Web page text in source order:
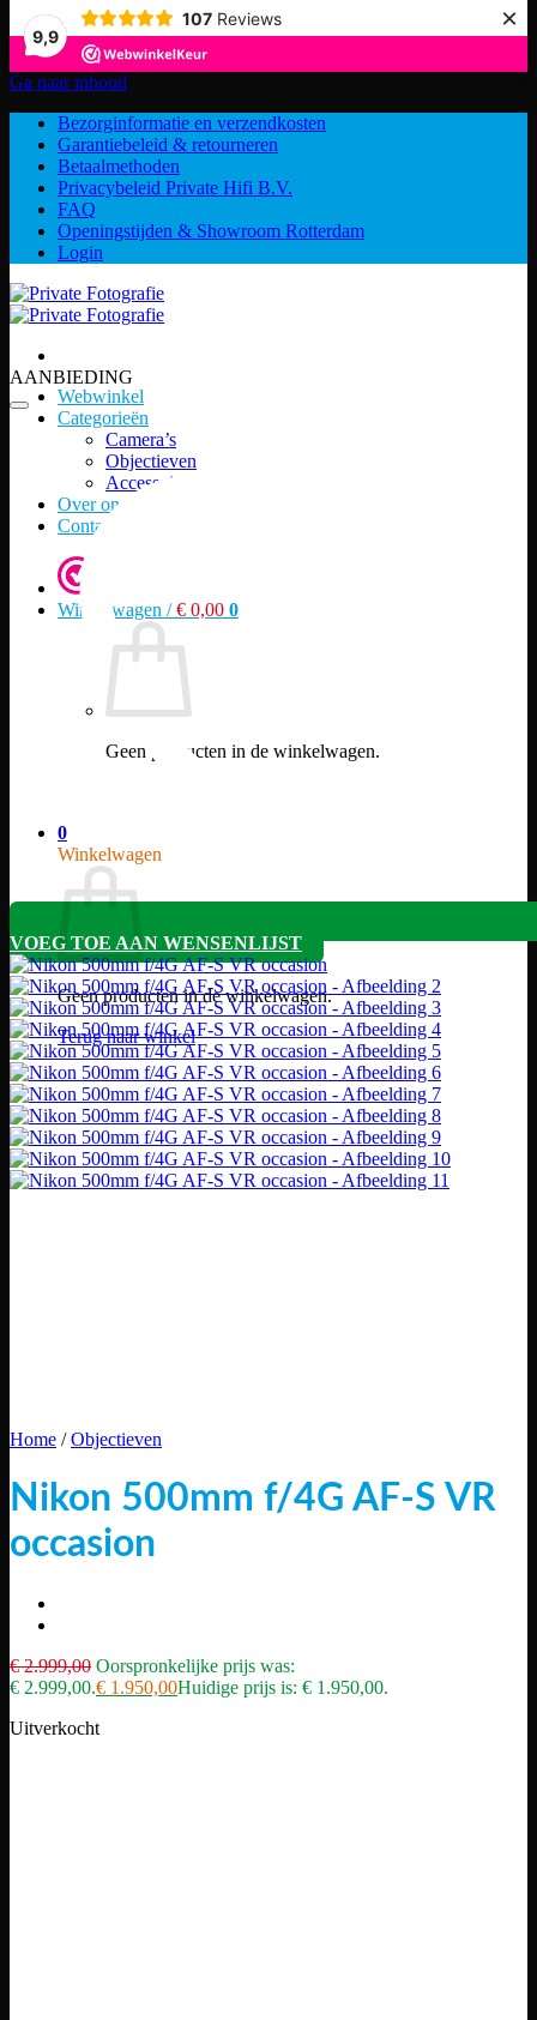
9,9
107 Reviews ×
Ga naar inhoud
Bezorginformatie en verzendkosten
Garantiebeleid & retourneren
Betaalmethoden
Privacybeleid Private Hifi B.V.
FAQ
Openingstijden & Showroom Rotterdam
Login
Webwinkel
Categorieën
Camera’s
Objectieven
Accessoires
Over ons
Contact
Winkelwagen /€ 0,00 0
Geen producten in de winkelwagen.
0
Winkelwagen
Geen producten in de winkelwagen.
Terug naar winkel
AANBIEDING
VOEG TOE AAN WENSENLIJST
Home / Objectieven
Nikon 500mm f/4G AF-S VR
occasion
€2.999,00 Oorspronkelijke prijs was:
€ 2.999,00.€ 1.950,00Huidige prijs is: € 1.950,00.
Uitverkocht